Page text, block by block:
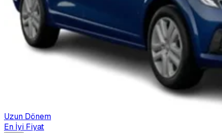
Uzun Dönem
En İyi Fiyat